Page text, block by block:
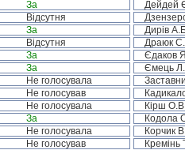
За Дейдей
Відсутня
За Дирів
Відсутня Драюк
За Єдаков
За Ємець
Не голосувала
Не голосував
Не голосувала Кірш
За Кодола
Не голосувала Корчик
Не голосував Кремінь